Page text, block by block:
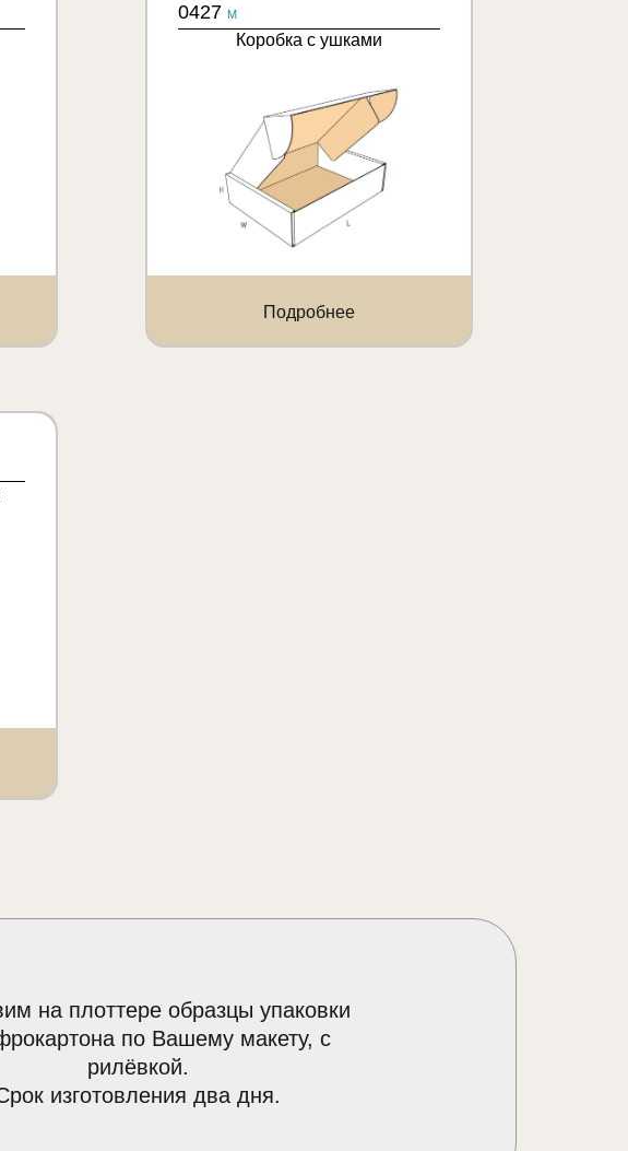
0427 M
Коробка с ушками
Подробнее
на плоттере образцы упаковки
по Вашему макету, с
рилёвкой.
изготовления два дня.